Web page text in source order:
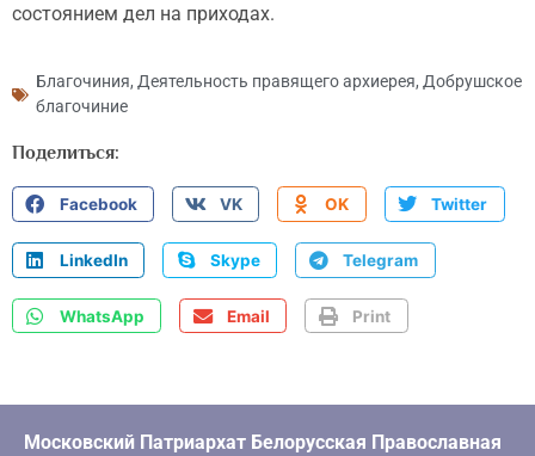
состоянием дел на приходах.
Благочиния, Деятельность правящего архиерея, Добрушское
благочиние
Поделиться:
Facebook VK OK Twitter
LinkedIn Skype Telegram
WhatsApp Email Print
Московский Патриархат Белорусская Православная